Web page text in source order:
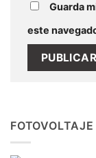
Guarda
este